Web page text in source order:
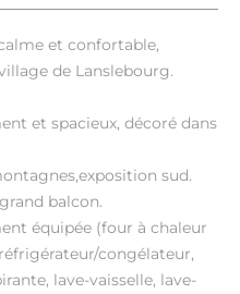
et confortable,
de Lanslebourg.
et spacieux, décoré dans
sud.
balcon.
équipée (four à chaleur
congélateur,
lave-vaisselle, lave-